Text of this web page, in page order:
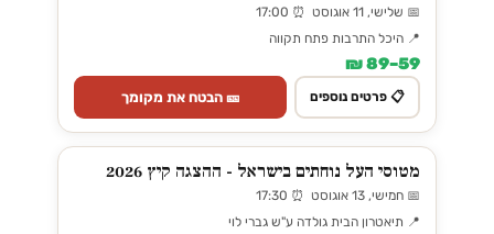
📅 שלישי, 11 אוגוסט ⏰ 17:00
📍 היכל התרבות פתח תקווה
59–89 ₪
📋 פרטים נוספים 🎫 הבטח את מקומך
מטוסי העל נוחתים בישראל - ההצגה קיץ 2026
📅 חמישי, 13 אוגוסט ⏰ 17:30
📍 תיאטרון הבית גולדה ע"ש גברי לוי